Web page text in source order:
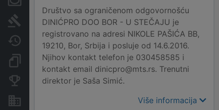
Sudski sporovi
Javne nabavke
Dokumenti i objave
Konkurentske kompanije
Društvo sa ograničenom odgovornošću
DINIĆPRO DOO BOR - U STEČAJU je
registrovano na adresi NIKOLE PAŠIĆA BB,
19210, Bor, Srbija i posluje od 14.6.2016.
Njihov kontakt telefon je 030458585 i
kontakt email dinicpro@mts.rs. Trenutni
direktor je Saša Simić.
Više informacija